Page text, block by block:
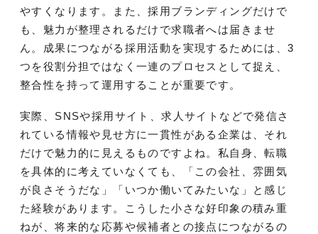
やすくなります。また、採用ブランディングだけで
も、魅力が整理されるだけで求職者へは届きませ
ん。成果につながる採用活動を実現するためには、3
つを役割分担ではなく一連のプロセスとして捉え、
整合性を持って運用することが重要です。
実際、SNSや採用サイト、求人サイトなどで発信さ
れている情報や見せ方に一貫性がある企業は、それ
だけで魅力的に見えるものですよね。私自身、転職
を具体的に考えていなくても、「この会社、雰囲気
が良さそうだな」「いつか働いてみたいな」と感じ
た経験があります。こうした小さな好印象の積み重
ねが、将来的な応募や候補者との接点につながるの